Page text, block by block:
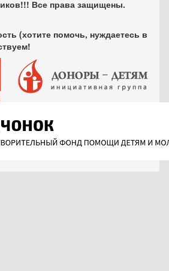
Все права защищены.
(хотите помочь, нуждаетесь в